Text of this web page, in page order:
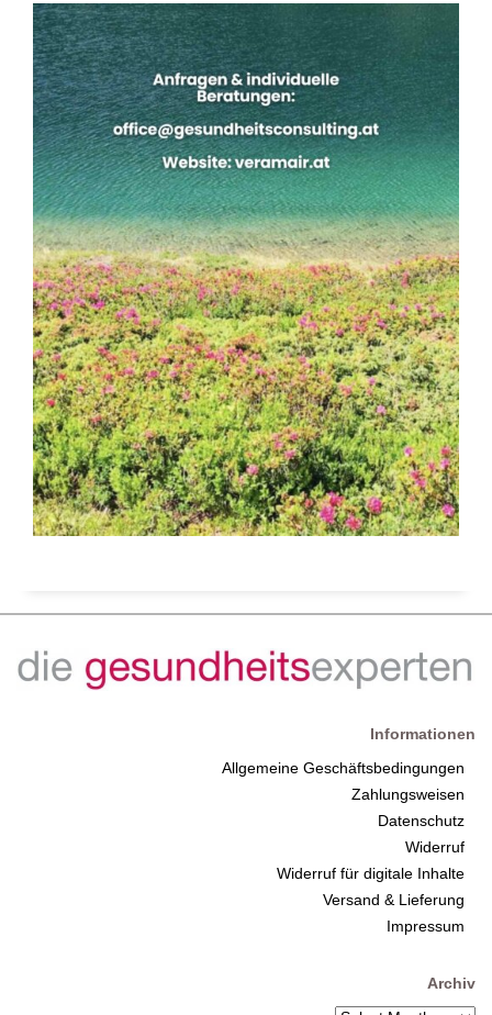
Informationen
Allgemeine Geschäftsbedingungen
Zahlungsweisen
Datenschutz
Widerruf
Widerruf für digitale Inhalte
Versand & Lieferung
Impressum
Archiv